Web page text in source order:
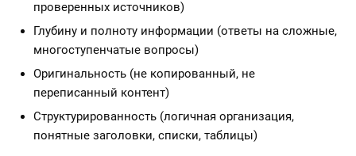
проверенных источников)
Глубину и полноту информации (ответы на сложные,
многоступенчатые вопросы)
Оригинальность (не копированный, не
переписанный контент)
Структурированность (логичная организация,
понятные заголовки, списки, таблицы)